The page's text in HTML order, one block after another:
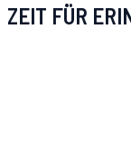
ZEIT FÜR